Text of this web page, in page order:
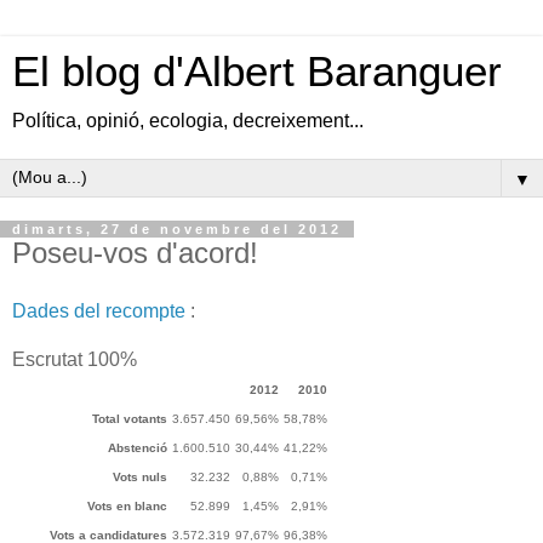
El blog d'Albert Baranguer
Política, opinió, ecologia, decreixement...
▼
dimarts, 27 de novembre del 2012
Poseu-vos d'acord!
Dades del recompte :
Escrutat100%
2012 2010
Total votants 3.657.450 69,56% 58,78%
Abstenció 1.600.510 30,44% 41,22%
Vots nuls 32.232 0,88% 0,71%
Vots en blanc 52.899 1,45% 2,91%
Vots a candidatures 3.572.319 97,67% 96,38%